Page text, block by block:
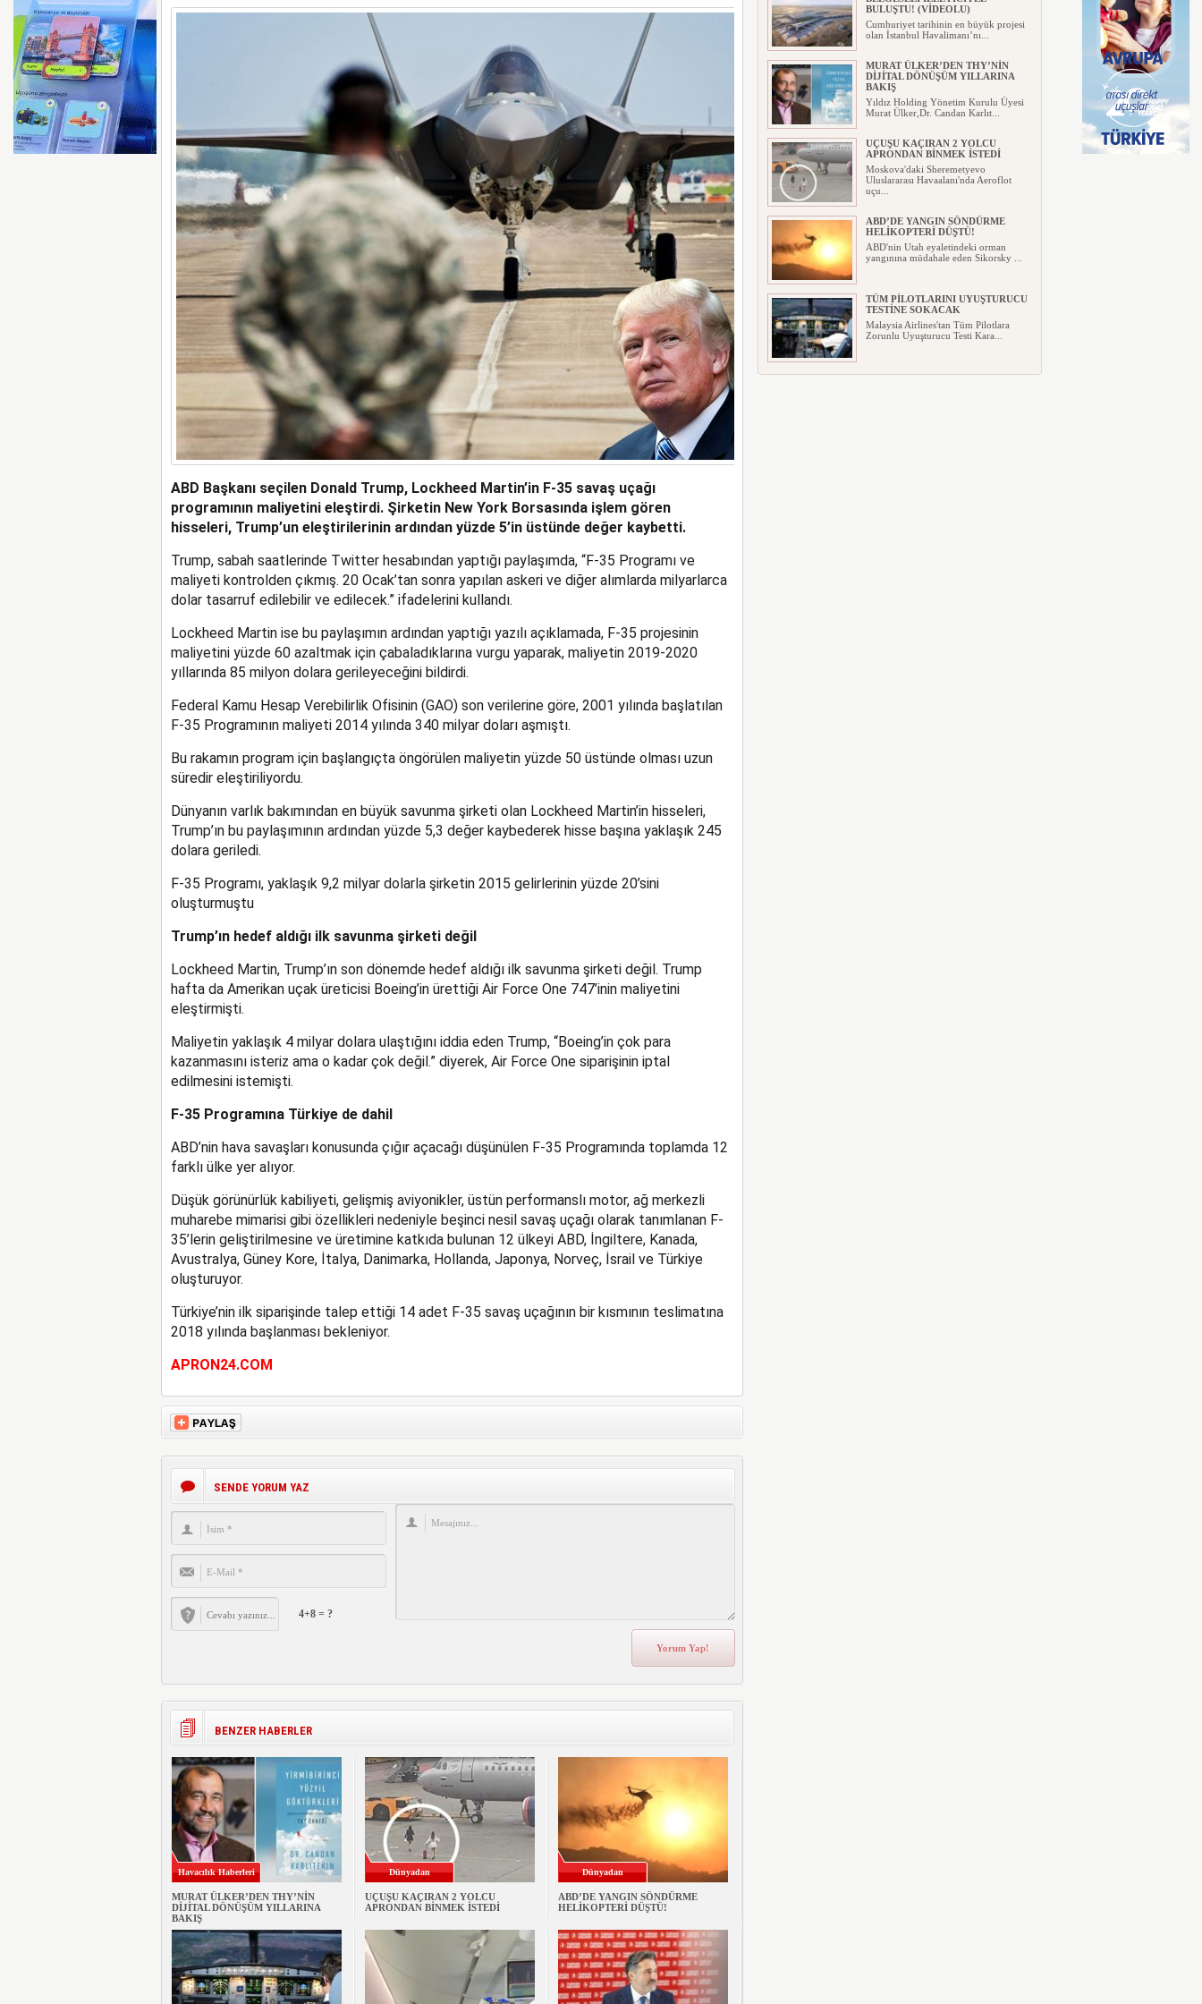
BOEING 737 MAX’LARDA ÇATLAK RİSKİ
ABD Başkanı seçilen Donald Trump, Lockheed Martin’in F-35 savaş uçağı
programının maliyetini eleştirdi. Şirketin New York Borsasında işlem gören
hisseleri, Trump’un eleştirilerinin ardından yüzde 5’in üstünde değer kaybetti.
Trump, sabah saatlerinde Twitter hesabından yaptığı paylaşımda, “F-35 Programı ve
maliyeti kontrolden çıkmış. 20 Ocak’tan sonra yapılan askeri ve diğer alımlarda milyarlarca
dolar tasarruf edilebilir ve edilecek.” ifadelerini kullandı.
Lockheed Martin ise bu paylaşımın ardından yaptığı yazılı açıklamada, F-35 projesinin
maliyetini yüzde 60 azaltmak için çabaladıklarına vurgu yaparak, maliyetin 2019-2020
yıllarında 85 milyon dolara gerileyeceğini bildirdi.
Federal Kamu Hesap Verebilirlik Ofisinin (GAO) son verilerine göre, 2001 yılında başlatılan
F-35 Programının maliyeti 2014 yılında 340 milyar doları aşmıştı.
Bu rakamın program için başlangıçta öngörülen maliyetin yüzde 50 üstünde olması uzun
süredir eleştiriliyordu.
Dünyanın varlık bakımından en büyük savunma şirketi olan Lockheed Martin’in hisseleri,
Trump’ın bu paylaşımının ardından yüzde 5,3 değer kaybederek hisse başına yaklaşık 245
dolara geriledi.
F-35 Programı, yaklaşık 9,2 milyar dolarla şirketin 2015 gelirlerinin yüzde 20’sini
oluşturmuştu
Trump’ın hedef aldığı ilk savunma şirketi değil
Lockheed Martin, Trump’ın son dönemde hedef aldığı ilk savunma şirketi değil. Trump
hafta da Amerikan uçak üreticisi Boeing’in ürettiği Air Force One 747’inin maliyetini
eleştirmişti.
Maliyetin yaklaşık 4 milyar dolara ulaştığını iddia eden Trump, “Boeing’in çok para
kazanmasını isteriz ama o kadar çok değil.” diyerek, Air Force One siparişinin iptal
edilmesini istemişti.
F-35 Programına Türkiye de dahil
ABD’nin hava savaşları konusunda çığır açacağı düşünülen F-35 Programında toplamda 12
farklı ülke yer alıyor.
Düşük görünürlük kabiliyeti, gelişmiş aviyonikler, üstün performanslı motor, ağ merkezli
muharebe mimarisi gibi özellikleri nedeniyle beşinci nesil savaş uçağı olarak tanımlanan F-
35’lerin geliştirilmesine ve üretimine katkıda bulunan 12 ülkeyi ABD, İngiltere, Kanada,
Avustralya, Güney Kore, İtalya, Danimarka, Hollanda, Japonya, Norveç, İsrail ve Türkiye
oluşturuyor.
Türkiye’nin ilk siparişinde talep ettiği 14 adet F-35 savaş uçağının bir kısmının teslimatına
2018 yılında başlanması bekleniyor.
APRON24.COM
SENDE YORUM YAZ
4+8 = ?
BENZER HABERLER
Havacılık Haberleri
MURAT ÜLKER’DEN THY’NİN
DİJİTAL DÖNÜŞÜM YILLARINA
BAKIŞ
Dünyadan
UÇUŞU KAÇIRAN 2 YOLCU
APRONDAN BİNMEK İSTEDİ
Dünyadan
ABD’DE YANGIN SÖNDÜRME
HELİKOPTERİ DÜŞTÜ!
BULUŞTU! (VİDEOLU)
Cumhuriyet tarihinin en büyük projesi
olan İstanbul Havalimanı’nı...
MURAT ÜLKER’DEN THY’NİN
DİJİTAL DÖNÜŞÜM YILLARINA
BAKIŞ
Yıldız Holding Yönetim Kurulu Üyesi
Murat Ülker,Dr. Candan Karlıt...
UÇUŞU KAÇIRAN 2 YOLCU
APRONDAN BİNMEK İSTEDİ
Moskova'daki Sheremetyevo
Uluslararası Havaalanı'nda Aeroflot
uçu...
ABD’DE YANGIN SÖNDÜRME
HELİKOPTERİ DÜŞTÜ!
ABD'nin Utah eyaletindeki orman
yangınına müdahale eden Sikorsky ...
TÜM PİLOTLARINI UYUŞTURUCU
TESTİNE SOKACAK
Malaysia Airlines'tan Tüm Pilotlara
Zorunlu Uyuşturucu Testi Kara...
UÇAĞIN TAVANINDAN